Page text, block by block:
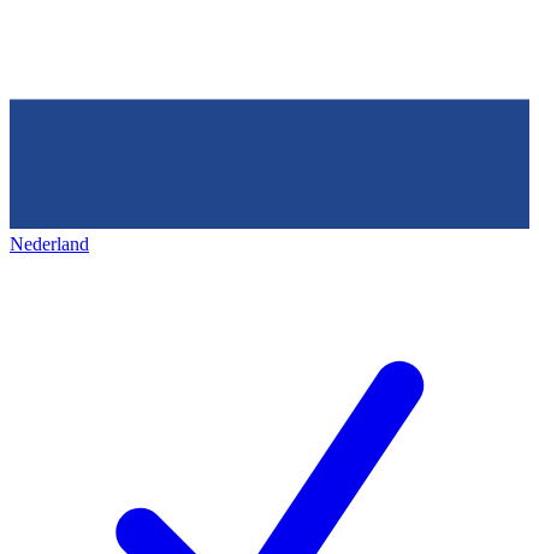
Nederland